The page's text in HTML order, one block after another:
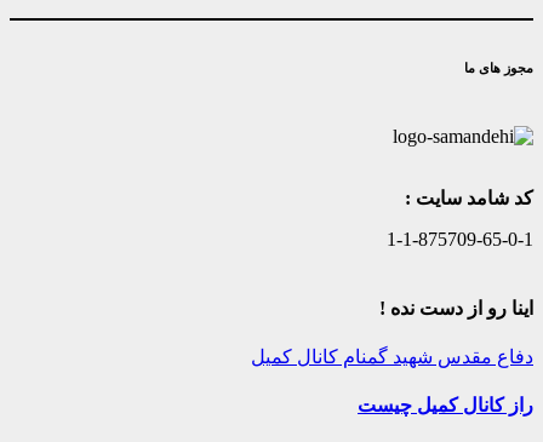
مجوز های ما
کد شامد سایت :
1-1-875709-65-0-1
اینا رو از دست نده !
دفاع مقدس شهید گمنام کانال کمیل
راز کانال کمیل چیست